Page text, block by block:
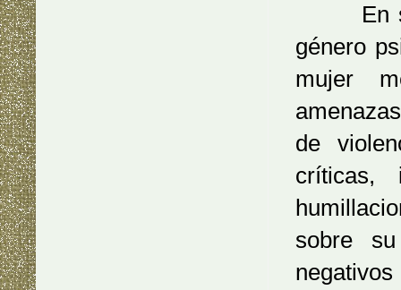
En
género
mujer
de
críticas,
sobre